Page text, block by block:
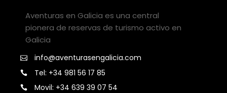
Aventuras en Galicia es una central
pionera de reservas de turismo activo en
Galicia
info@aventurasengalicia.com
Tel: +34 981 56 17 85
Movil: +34 639 39 07 54